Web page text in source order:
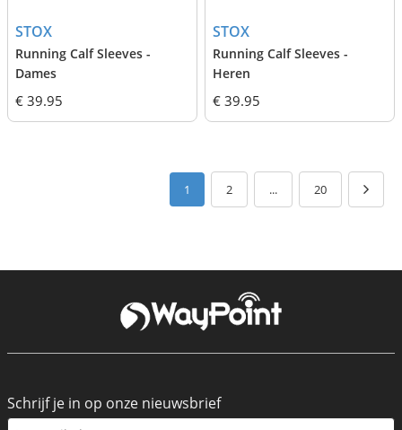
STOX
Running Calf Sleeves -
Dames
€ 39.95
STOX
Running Calf Sleeves -
Heren
€ 39.95
1 2 ... 20
Schrijf je in op onze nieuwsbrief